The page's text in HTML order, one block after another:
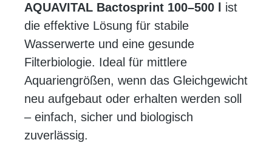
AQUAVITAL Bactosprint 100–500 l
ist
die effektive Lösung für stabile
Wasserwerte und eine gesunde
Filterbiologie. Ideal für mittlere
Aquariengrößen, wenn das Gleichgewicht
neu aufgebaut oder erhalten werden soll
– einfach, sicher und biologisch
zuverlässig.